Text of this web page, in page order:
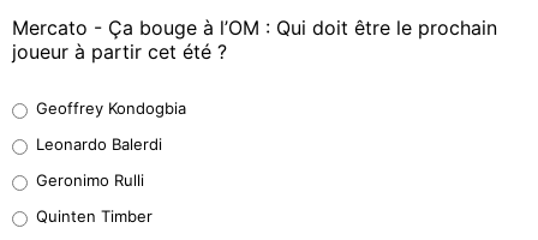
Mercato - Ça bouge à l’OM : Qui doit être le prochain
joueur à partir cet été ?
38%
32%
Geoffrey Kondogbia
Leonardo Balerdi
Geronimo Rulli
Quinten Timber